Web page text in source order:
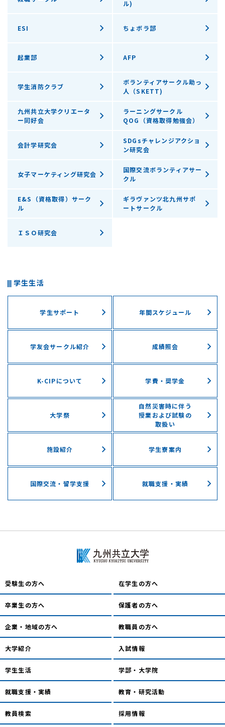
ル)
ESI ちょボラ部
起業部 AFP
学生消防クラブ
ボランティアサークル助っ
人（SKETT)
九州共立大学クリエータ
ー同好会
ラーニングサークル
QOG（資格取得勉強会）
会計学研究会
SDGsチャレンジアクショ
ン研究会
女子マーケティング研究会
国際交流ボランティアサー
クル
E&S（資格取得）サーク
ル
ギラヴァンツ北九州サポ
ートサークル
ＩＳＯ研究会
学生生活
学生サポート 年間スケジュール
学友会サークル紹介 成績照会
K-CIPについて 学費・奨学⾦
⼤学祭
自然災害時に伴う
授業および試験の
取扱い
施設紹介 学⽣寮案内
国際交流・留学⽀援 就職支援・実績
受験生の方へ 在学生の方へ
卒業生の方へ 保護者の方へ
企業・地域の方へ 教職員の方へ
大学紹介 入試情報
学生生活 学部・大学院
就職支援・実績 教育・研究活動
教員検索 採用情報